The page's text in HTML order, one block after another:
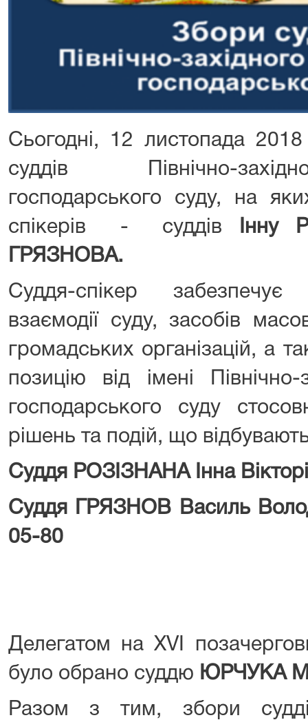
Сьогодні, 12 листопада
суддів Північно-
господарського суду, на
спікерів - суддів
Інну
ГРЯЗНОВА.
Суддя-спікер
взаємодії суду, засобів
громадських організацій, а
позицію від імені Північно-
господарського суду
рішень та подій, що
Суддя РОЗІЗНАНА Інна
Суддя ГРЯЗНОВ Василь
05-80
Делегатом на ХVI
було обрано суддю ЮРЧУКА
Разом з тим, збори